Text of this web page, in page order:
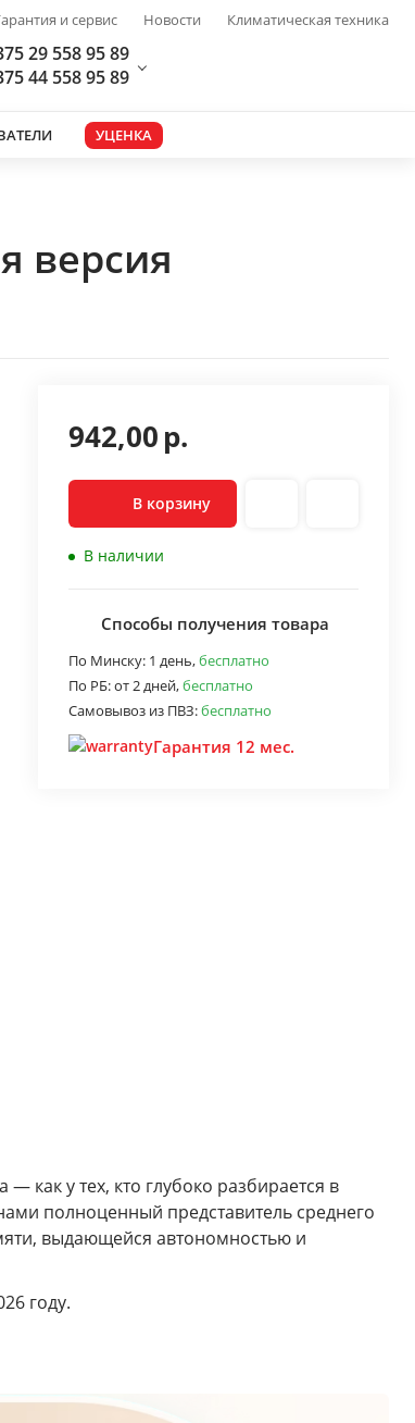
и сервис Новости Климатическая техника
29 558 95 89
44 558 95 89
УЦЕНКА
версия
942,00р.
В корзину
В наличии
Способы получения товара
По Минску: 1 день,бесплатно
По РБ:от 2 дней,бесплатно
Самовывоз из ПВЗ:бесплатно
Гарантия 12 мес.
как у тех, кто глубоко разбирается в
полноценный представитель среднего
выдающейся автономностью и
году.